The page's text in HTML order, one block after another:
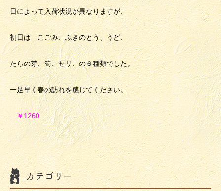
日によって入荷状況が異なりますが、
初日は こごみ、ふきのとう、うど、
たらの芽、筍、セリ、の６種類でした。
一足早く春の訪れを感じてください。
￥1260